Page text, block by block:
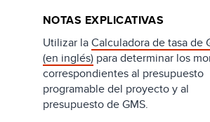
NOTAS EXPLICATIVAS
Utilizar laCalculadora de tasa de
(en inglés)para determinar los
correspondientes al presupuesto
programable del proyecto y al
presupuesto de GMS.